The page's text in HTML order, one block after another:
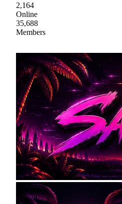
2,164
Online
35,688
Members